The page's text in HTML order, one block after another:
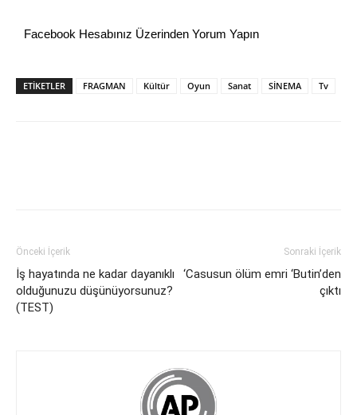
Facebook Hesabınız Üzerinden Yorum Yapın
ETİKETLER FRAGMAN Kültür Oyun Sanat SİNEMA Tv
Önceki İçerik
İş hayatında ne kadar dayanıklı
olduğunuzu düşünüyorsunuz?
(TEST)
Sonraki İçerik
‘Casusun ölüm emri ‘Butin’den
çıktı